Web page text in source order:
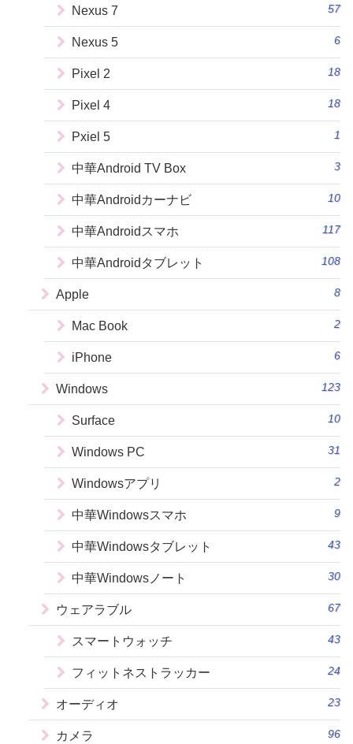
Nexus 7 57
Nexus 5 6
Pixel 2 18
Pixel 4 18
Pxiel 5 1
中華Android TV Box 3
中華Androidカーナビ 10
中華Androidスマホ 117
中華Androidタブレット 108
Apple 8
Mac Book 2
iPhone 6
Windows 123
Surface 10
Windows PC 31
Windowsアプリ 2
中華Windowsスマホ 9
中華Windowsタブレット 43
中華Windowsノート 30
ウェアラブル 67
スマートウォッチ 43
フィットネストラッカー 24
オーディオ 23
カメラ 96